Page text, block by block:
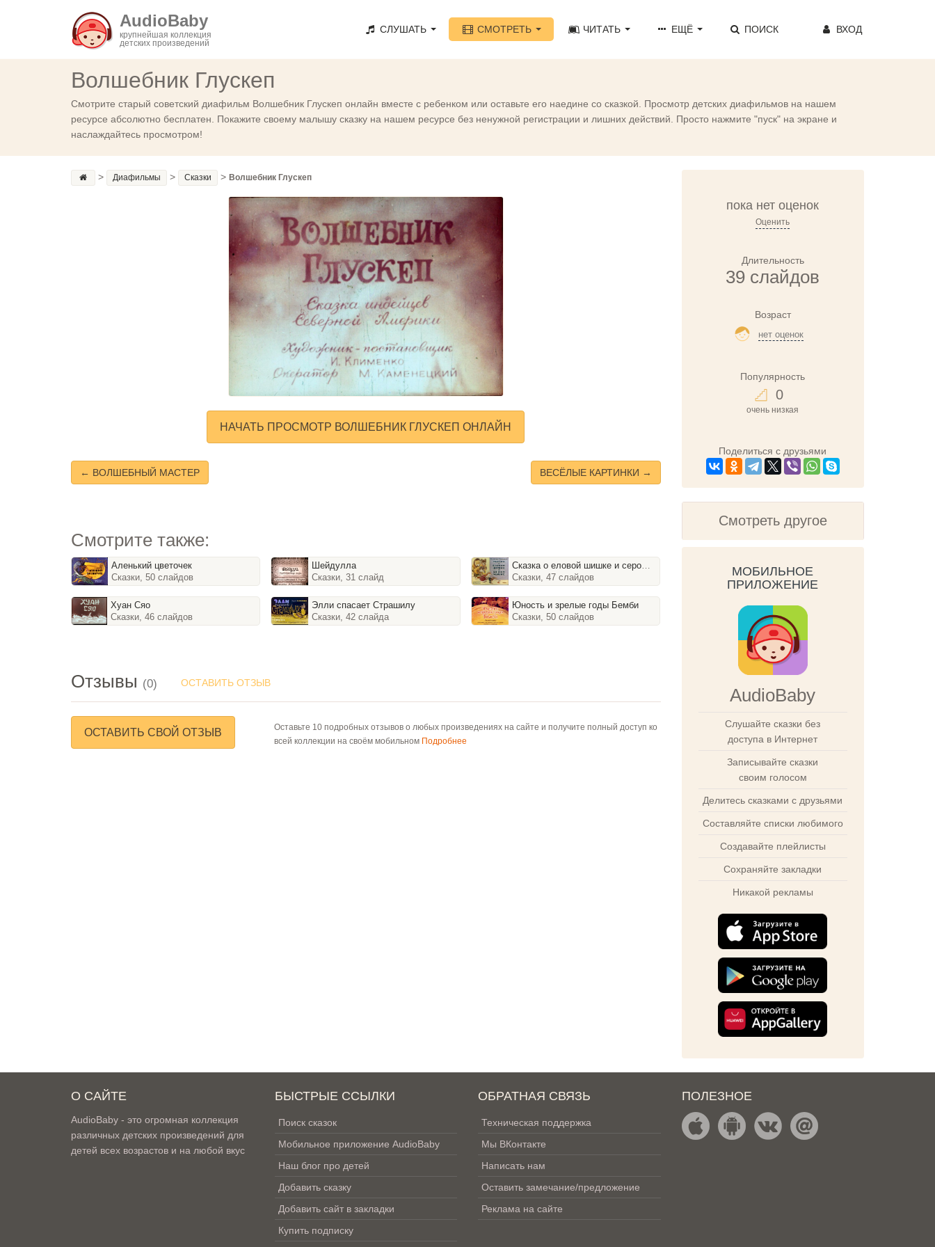
AudioBaby
крупнейшая коллекция
детских произведений
СЛУШАТЬ СМОТРЕТЬ ЧИТАТЬ ЕЩЁ ПОИСК ВХОД
Волшебник Глускеп
Смотрите старый советский диафильм Волшебник Глускеп онлайн вместе с ребенком или оставьте его наедине со сказкой. Просмотр детских диафильмов на нашем
ресурсе абсолютно бесплатен. Покажите своему малышу сказку на нашем ресурсе без ненужной регистрации и лишних действий. Просто нажмите "пуск" на экране и
наслаждайтесь просмотром!
> Диафильмы > Сказки > Волшебник Глускеп
НАЧАТЬ ПРОСМОТР ВОЛШЕБНИК ГЛУСКЕП ОНЛАЙН
← ВОЛШЕБНЫЙ МАСТЕР ВЕСЁЛЫЕ КАРТИНКИ →
Смотрите также:
Аленький цветочек
Сказки, 50 слайдов
Хуан Сяо
Сказки, 46 слайдов
Шейдулла
Сказки, 31 слайд
Элли спасает Страшилу
Сказки, 42 слайда
Сказка о еловой шишке и серой мышке
Сказки, 47 слайдов
Юность и зрелые годы Бемби
Сказки, 50 слайдов
Отзывы (0) ОСТАВИТЬ ОТЗЫВ
ОСТАВИТЬ СВОЙ ОТЗЫВ
Оставьте 10 подробных отзывов о любых произведениях на сайте и получите полный доступ ко
всей коллекции на своём мобильном Подробнее
пока нет оценок
Оценить
Длительность
39 слайдов
Возраст
нет оценок
Популярность
0
очень низкая
Поделиться с друзьями
Смотреть другое
МОБИЛЬНОЕ
ПРИЛОЖЕНИЕ
AudioBaby
Слушайте сказки без
доступа в Интернет
Записывайте сказки
своим голосом
Делитесь сказками с друзьями
Составляйте списки любимого
Создавайте плейлисты
Сохраняйте закладки
Никакой рекламы
О САЙТЕ
AudioBaby - это огромная коллекция
различных детских произведений для
детей всех возрастов и на любой вкус
БЫСТРЫЕ ССЫЛКИ
Поиск сказок
Мобильное приложение AudioBaby
Наш блог про детей
Добавить сказку
Добавить сайт в закладки
Купить подписку
ОБРАТНАЯ СВЯЗЬ
Техническая поддержка
Мы ВКонтакте
Написать нам
Оставить замечание/предложение
Реклама на сайте
ПОЛЕЗНОЕ